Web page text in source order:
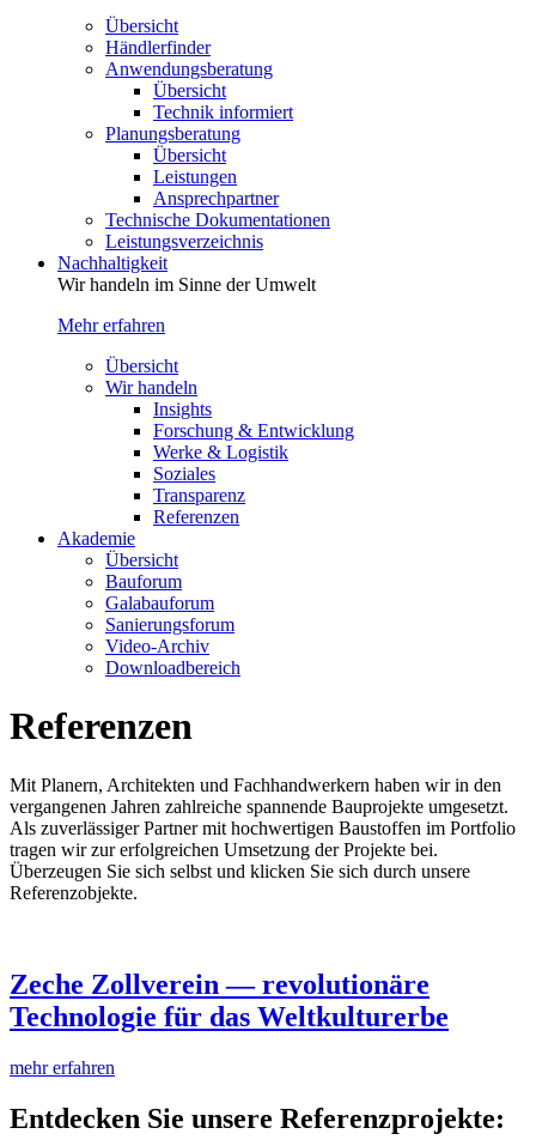
Übersicht
Händlerfinder
Anwendungsberatung
Übersicht
Technik informiert
Planungsberatung
Übersicht
Leistungen
Ansprechpartner
Technische Dokumentationen
Leistungsverzeichnis
Nachhaltigkeit
Wir handeln im Sinne der Umwelt
Mehr erfahren
Übersicht
Wir handeln
Insights
Forschung & Entwicklung
Werke & Logistik
Soziales
Transparenz
Referenzen
Akademie
Übersicht
Bauforum
Galabauforum
Sanierungsforum
Video-Archiv
Downloadbereich
Referenzen
Mit Planern, Architekten und Fachhandwerkern haben wir in den
vergangenen Jahren zahlreiche spannende Bauprojekte umgesetzt.
Als zuverlässiger Partner mit hochwertigen Baustoffen im Portfolio
tragen wir zur erfolgreichen Umsetzung der Projekte bei.
Überzeugen Sie sich selbst und klicken Sie sich durch unsere
Referenzobjekte.
Zeche Zollverein — revolutionäre
Technologie für das Weltkulturerbe
mehr erfahren
Entdecken Sie unsere Referenzprojekte: